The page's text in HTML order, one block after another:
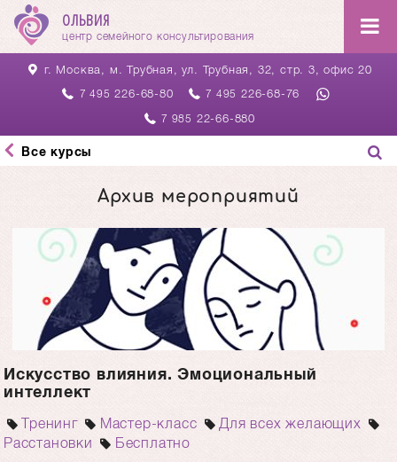
ОЛЬВИЯ
центр семейного консультирования
г. Москва, м. Трубная, ул. Трубная, 32, стр. 3, офис 20
7 495 226-68-80 7 495 226-68-76
7 985 22-66-880
Все курсы
Архив мероприятий
Искусство влияния. Эмоциональный
интеллект
Тренинг Мастер-класс
Для всех желающих
Расстановки
Бесплатно